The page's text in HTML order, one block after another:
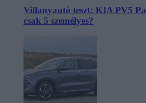
Villanyautó teszt: KIA PV5
csak 5 személyes?